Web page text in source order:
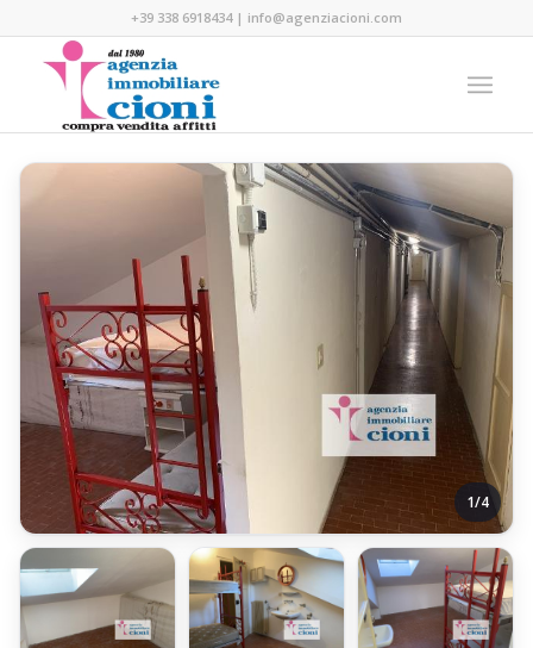
+39 338 6918434| info@agenziacioni.com
1/4